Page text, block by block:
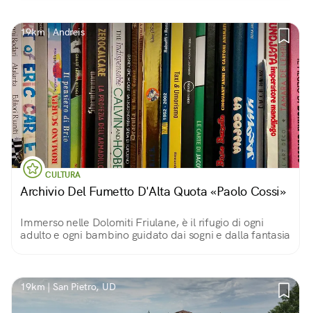
19km | Andreis
CULTURA
Archivio Del Fumetto D'Alta Quota «Paolo Cossi»
Immerso nelle Dolomiti Friulane, è il rifugio di ogni
adulto e ogni bambino guidato dai sogni e dalla fantasia
19km | San Pietro, UD